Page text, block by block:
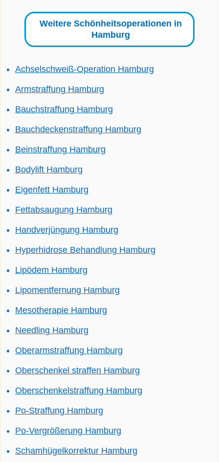
Weitere Schönheitsoperationen in
Hamburg
Achselschweiß-Operation Hamburg
Armstraffung Hamburg
Bauchstraffung Hamburg
Bauchdeckenstraffung Hamburg
Beinstraffung Hamburg
Bodylift Hamburg
Eigenfett Hamburg
Fettabsaugung Hamburg
Handverjüngung Hamburg
Hyperhidrose Behandlung Hamburg
Lipödem Hamburg
Lipomentfernung Hamburg
Mesotherapie Hamburg
Needling Hamburg
Oberarmstraffung Hamburg
Oberschenkel straffen Hamburg
Oberschenkelstraffung Hamburg
Po-Straffung Hamburg
Po-Vergrößerung Hamburg
Schamhügelkorrektur Hamburg